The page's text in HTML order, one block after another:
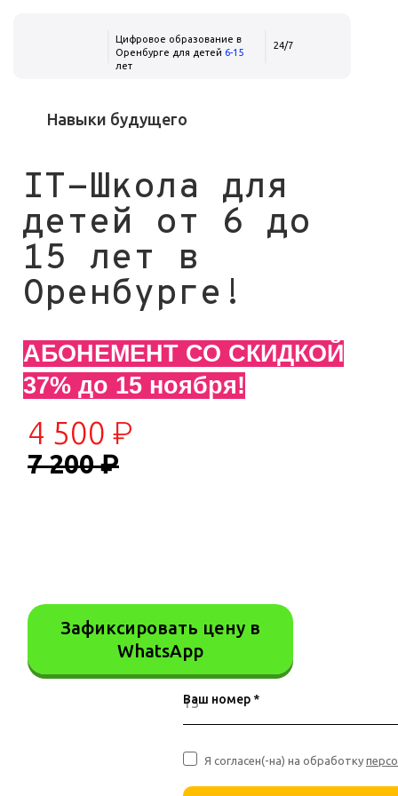
Цифровое образование в
Оренбурге для детей 6-15
лет
24/7
Ваш номер *
Я согласен(-на) на обработку
7 200 ₽
4 500 ₽
Зафиксировать цену в
WhatsApp
АБОНЕМЕНТ СО СКИДКОЙ
37% до 15 ноября!
IT-Школа для
детей от 6 до
15 лет в
Оренбурге!
Навыки будущего